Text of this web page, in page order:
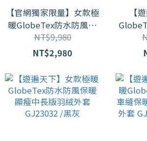
【官網獨家限量】女款極
暖GlobeTex防水防風保
暖顯瘦羽絨外套GJ23036
/ 2色
NT$9,980
NT$2,980
【
+無